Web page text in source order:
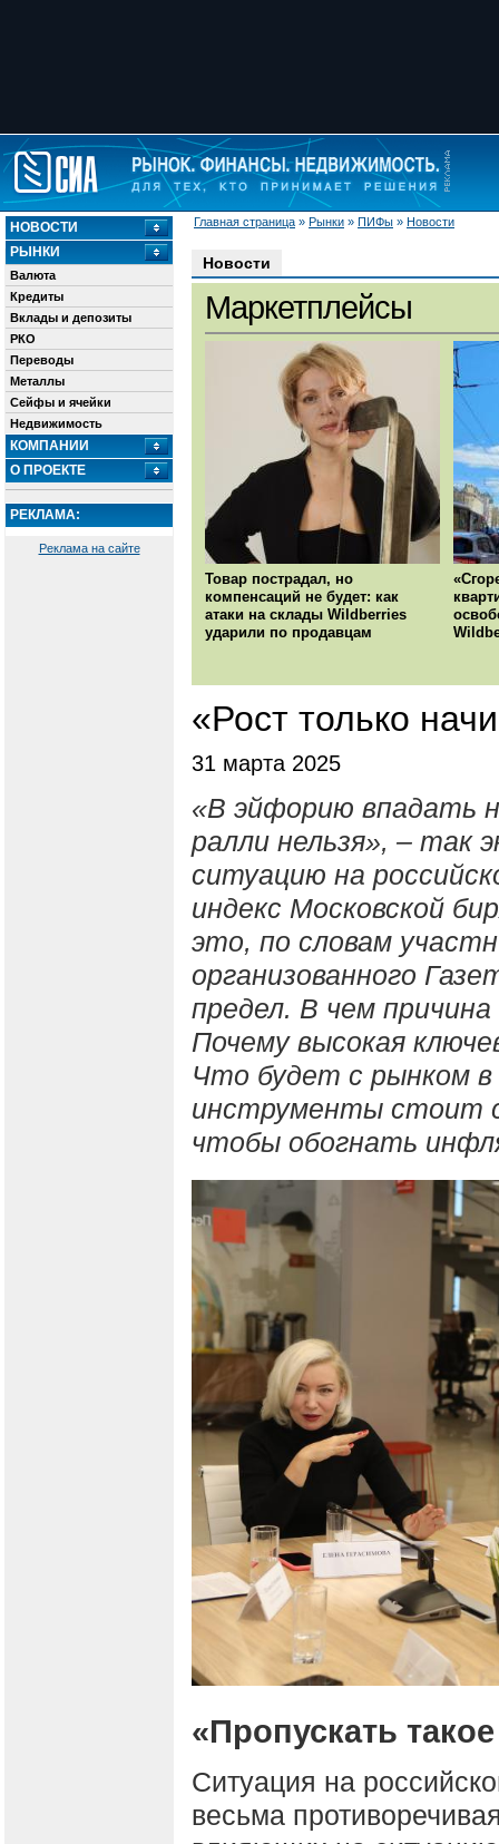
Главная страница » Рынки » ПИФы » Новости
НОВОСТИ
РЫНКИ
Валюта
Кредиты
Вклады и депозиты
РКО
Переводы
Металлы
Сейфы и ячейки
Недвижимость
КОМПАНИИ
О ПРОЕКТЕ
РЕКЛАМА:
Реклама на сайте
Новости
Маркетплейсы
Товар пострадал, но
компенсаций не будет: как
атаки на склады Wildberries
ударили по продавцам
«Рост только
31 марта 2025
«В эйфорию впадать
ралли нельзя», – так
ситуацию на
индекс Московской
это, по словам
организованного
предел. В чем
Почему высокая
Что будет с рынком в
инструменты стоит
чтобы обогнать
«Пропускать
Ситуация на
весьма